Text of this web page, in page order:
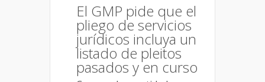
El GMP pide que el
pliego de servicios
jurídicos incluya un
listado de pleitos
pasados y en curso